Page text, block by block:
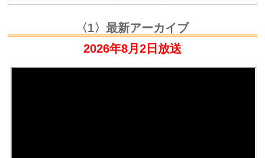
〈1〉最新アーカイブ
2026年8月2日放送